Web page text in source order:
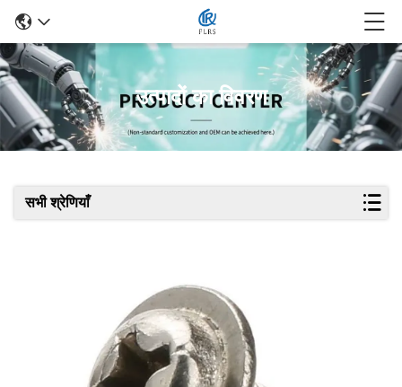
उत्पादों का विवरण
सभी श्रेणियाँ